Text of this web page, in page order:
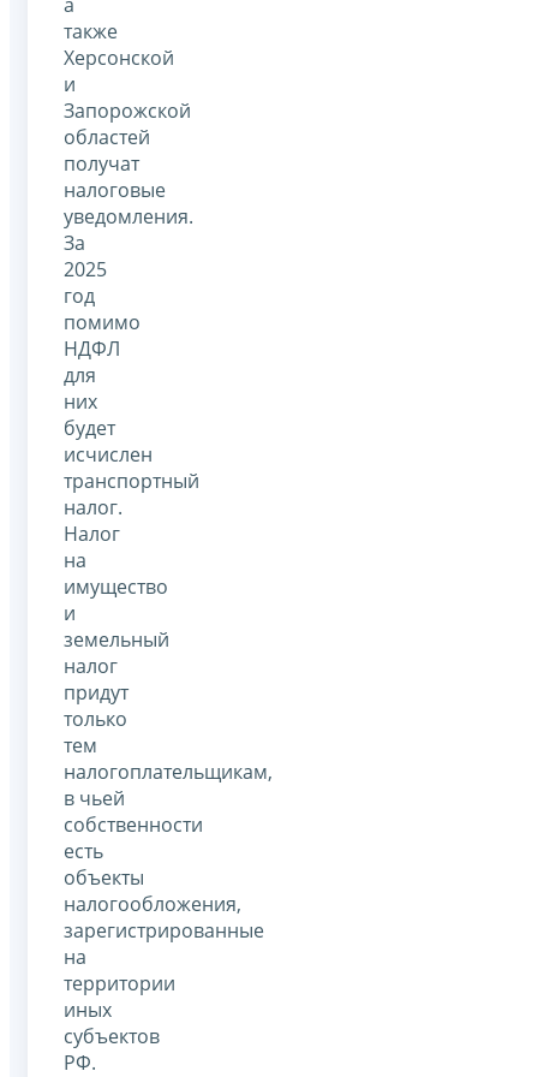
также
Херсонской
и
Запорожской
областей
получат
налоговые
уведомления.
За
2025
год
помимо
НДФЛ
для
них
будет
исчислен
транспортный
налог.
Налог
на
имущество
и
земельный
налог
придут
только
тем
налогоплательщикам,
в чьей
собственности
есть
объекты
налогообложения,
зарегистрированные
на
территории
иных
субъектов
РФ.